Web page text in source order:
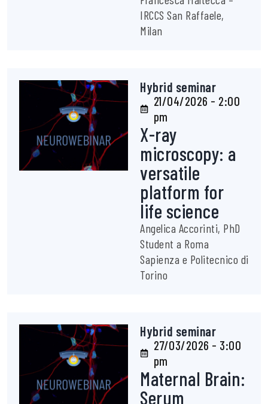
IRCCS San Raffaele,
Milan
Hybrid seminar
21/04/2026 - 2:00
pm
X-ray
microscopy: a
versatile
platform for
life science
Angelica Accorinti, PhD
Student a Roma
Sapienza e Politecnico di
Torino
Hybrid seminar
27/03/2026 - 3:00
pm
Maternal Brain:
Serum